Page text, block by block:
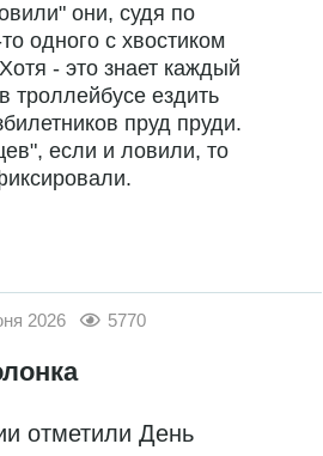
они, судя по
одного с хвостиком
- это знает каждый
троллейбусе ездить
пруд пруди.
если и ловили, то
2026 5770
отметили День